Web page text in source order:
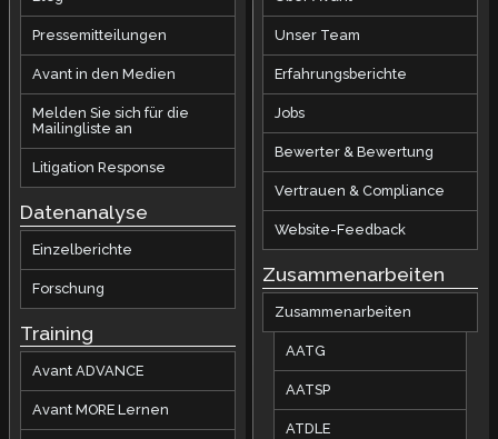
Pressemitteilungen
Avant in den Medien
Melden Sie sich für die
Mailingliste an
Litigation Response
Datenanalyse
Einzelberichte
Forschung
Training
Avant ADVANCE
Avant MORE Lernen
Unser Team
Erfahrungsberichte
Jobs
Bewerter & Bewertung
Vertrauen & Compliance
Website-Feedback
Zusammenarbeiten
Zusammenarbeiten
AATG
AATSP
ATDLE